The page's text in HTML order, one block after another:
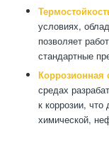
условиях,
позволяет
стандартные
Коррозионная
средах
к коррозии,
химической,